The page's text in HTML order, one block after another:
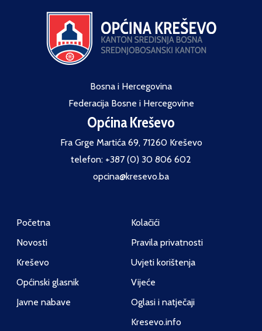
Bosna i Hercegovina
Federacija Bosne i Hercegovine
Općina Kreševo
Fra Grge Martića 69, 71260 Kreševo
telefon: +387 (0) 30 806 602
opcina@kresevo.ba
Početna
Novosti
Kreševo
Općinski glasnik
Javne nabave
Kolačići
Pravila privatnosti
Uvjeti korištenja
Vijeće
Oglasi i natječaji
Kresevo.info